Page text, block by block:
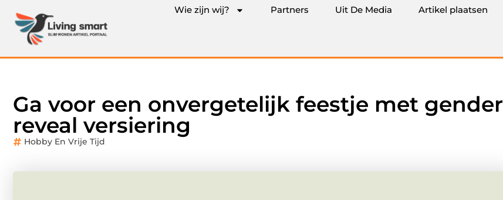
Wie zijn wij? Partners Uit De Media Artikel plaatsen
Ga voor een onvergetelijk feestje met gender
reveal versiering
Hobby En Vrije Tijd